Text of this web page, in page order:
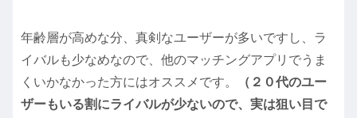
年齢層が高めな分、真剣なユーザーが多いですし、ラ
イバルも少なめなので、他のマッチングアプリでうま
くいかなかった方にはオススメです。
（２０代のユー
ザーもいる割にライバルが少ないので、実は狙い目で